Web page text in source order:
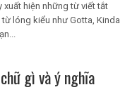
hiện những từ viết tắt
lóng kiểu như Gotta, Kinda
gì và ý nghĩa